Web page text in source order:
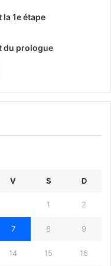
1e étape
du prologue
V S D
1 2
7 8 9
14 15 16